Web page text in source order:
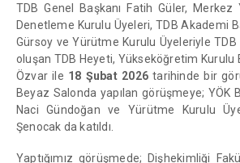
TDB Genel Başkanı Fatih Güler,
Denetleme Kurulu Üyeleri, TDB Akademi
Gürsoy ve Yürütme Kurulu Üyeleriyle
oluşan TDB Heyeti, Yükseköğretim Kurulu
Özvar ile 18 Şubat 2026tarihinde bir
Beyaz Salonda yapılan görüşmeye; YÖK
Naci Gündoğan ve Yürütme Kurulu
Şenocak da katıldı.
Yaptığımız görüşmede; Dişhekimliği